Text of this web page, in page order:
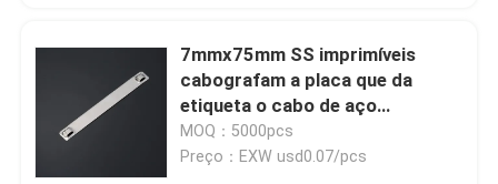
7mmx75mm SS imprimíveis
cabografam a placa que da
etiqueta o cabo de aço
inoxidável do metal etiqueta
personalizado
MOQ：5000pcs
Preço：EXW usd0.07/pcs